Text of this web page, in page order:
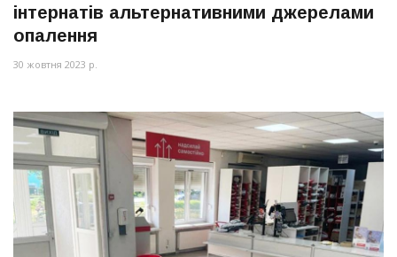
інтернатів альтернативними джерелами
опалення
30 жовтня 2023 р.